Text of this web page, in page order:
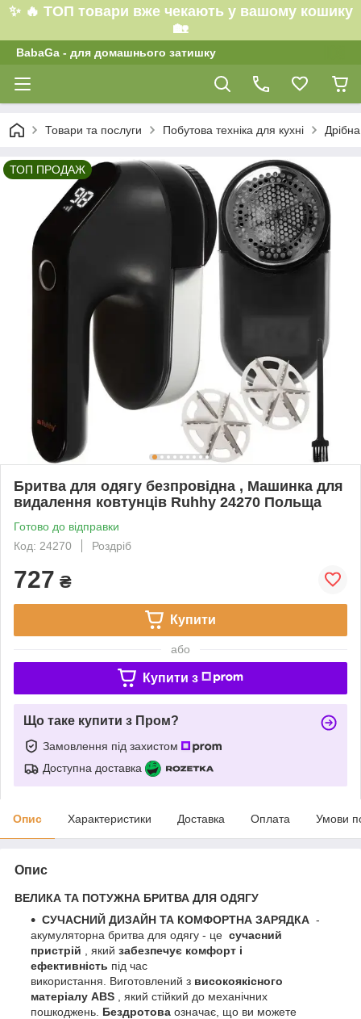
✨ 🔥 ТОП товари вже чекають у вашому кошику
🏡
BabaGa - для домашнього затишку
Товари та послуги Побутова техніка для кухні
ТОП ПРОДАЖ
Бритва для одягу безпровідна , Машинка для
видалення ковтунців Ruhhy 24270 Польща
Готово до відправки
Код: 24270
Роздріб
727 ₴
Купити
або
Купити з
Що таке купити з Пром?
Замовлення під захистом
Доступна доставка
Опис Характеристики Доставка Оплата Умови
Опис
ВЕЛИКА ТА ПОТУЖНА БРИТВА ДЛЯ ОДЯГУ
СУЧАСНИЙ ДИЗАЙН ТА КОМФОРТНА ЗАРЯДКА -
акумуляторна бритва для одягу - це сучасний
пристрій , який забезпечує комфорт і
ефективність під час
використання. Виготовлений з високоякісного
матеріалу ABS , який стійкий до механічних
пошкоджень. Бездротова означає, що ви можете